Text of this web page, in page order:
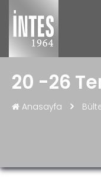
20 -26
Anasayfa